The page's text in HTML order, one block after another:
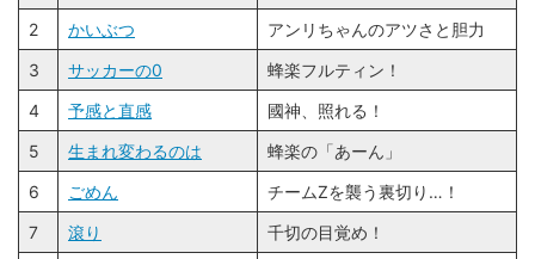
2
かいぶつ
アンリちゃんのアツさと胆力
3
サッカーの0
蜂楽フルティン！
4
予感と直感
國神、照れる！
5
生まれ変わるのは
蜂楽の「あーん」
6
ごめん
チームZを襲う裏切り…！
7
滾り
千切の目覚め！